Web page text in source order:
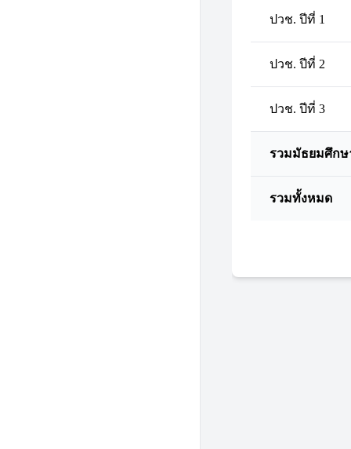
ปวช. ปีที่ 1
ปวช. ปีที่ 2
ปวช. ปีที่ 3
รวมมัธยมศึกษ
รวมทั้งหมด